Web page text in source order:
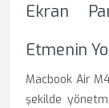
Ekran
Etmenin
Macbook Air M4
şekilde